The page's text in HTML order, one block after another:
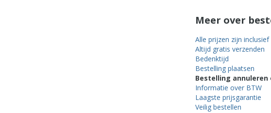
Meer over
Alle prijzen zijn inclusief
Altijd gratis verzenden
Bedenktijd
Bestelling plaatsen
Bestelling
Informatie over BTW
Laagste prijsgarantie
Veilig bestellen